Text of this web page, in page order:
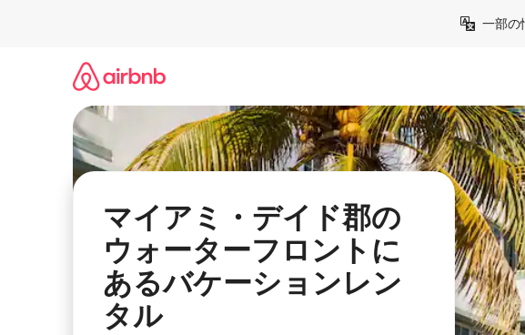
一部の
マイアミ・デイド郡の
ウォーターフロントに
あるバケーションレン
タル